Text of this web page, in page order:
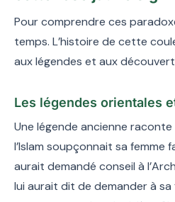
Pour comprendre ces
temps. L’histoire de cette
aux légendes et aux
Les légendes orientales
Une légende ancienne
l’Islam soupçonnait sa femme
aurait demandé conseil à
lui aurait dit de demander à